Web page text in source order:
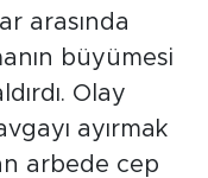
arasında
büyümesi
Olay
ayırmak
arbede cep